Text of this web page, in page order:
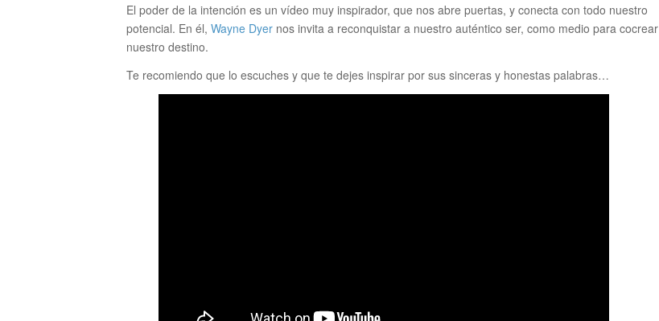
El poder de la intención es un vídeo muy inspirador, que nos abre puertas, y conecta con todo nuestro
potencial. En él, Wayne Dyer nos invita a reconquistar a nuestro auténtico ser, como medio para cocrear
nuestro destino.
Te recomiendo que lo escuches y que te dejes inspirar por sus sinceras y honestas palabras…